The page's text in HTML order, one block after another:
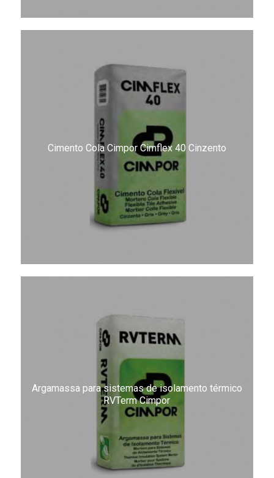
Cimento Cola Cimpor Cimflex 40 Cinzento
Argamassa para sistemas de isolamento térmico
RVTerm Cimpor